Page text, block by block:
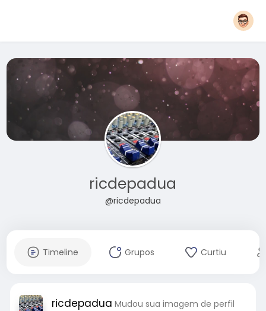
ricdepadua
@ricdepadua
Timeline Grupos Curtiu
ricdepadua Mudou sua imagem de perfil